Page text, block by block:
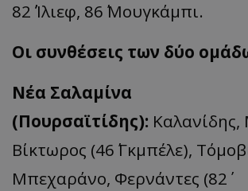
82΄ Ίλιεφ, 86΄ Μουγκάμπι.
Οι συνθέσεις των δύο
Νέα Σαλαμίνα
(Πουρσαϊτίδης):
Βίκτωρος (46΄ Γκμπέλε),
Μπεχαράνο, Φερνάντες (82΄